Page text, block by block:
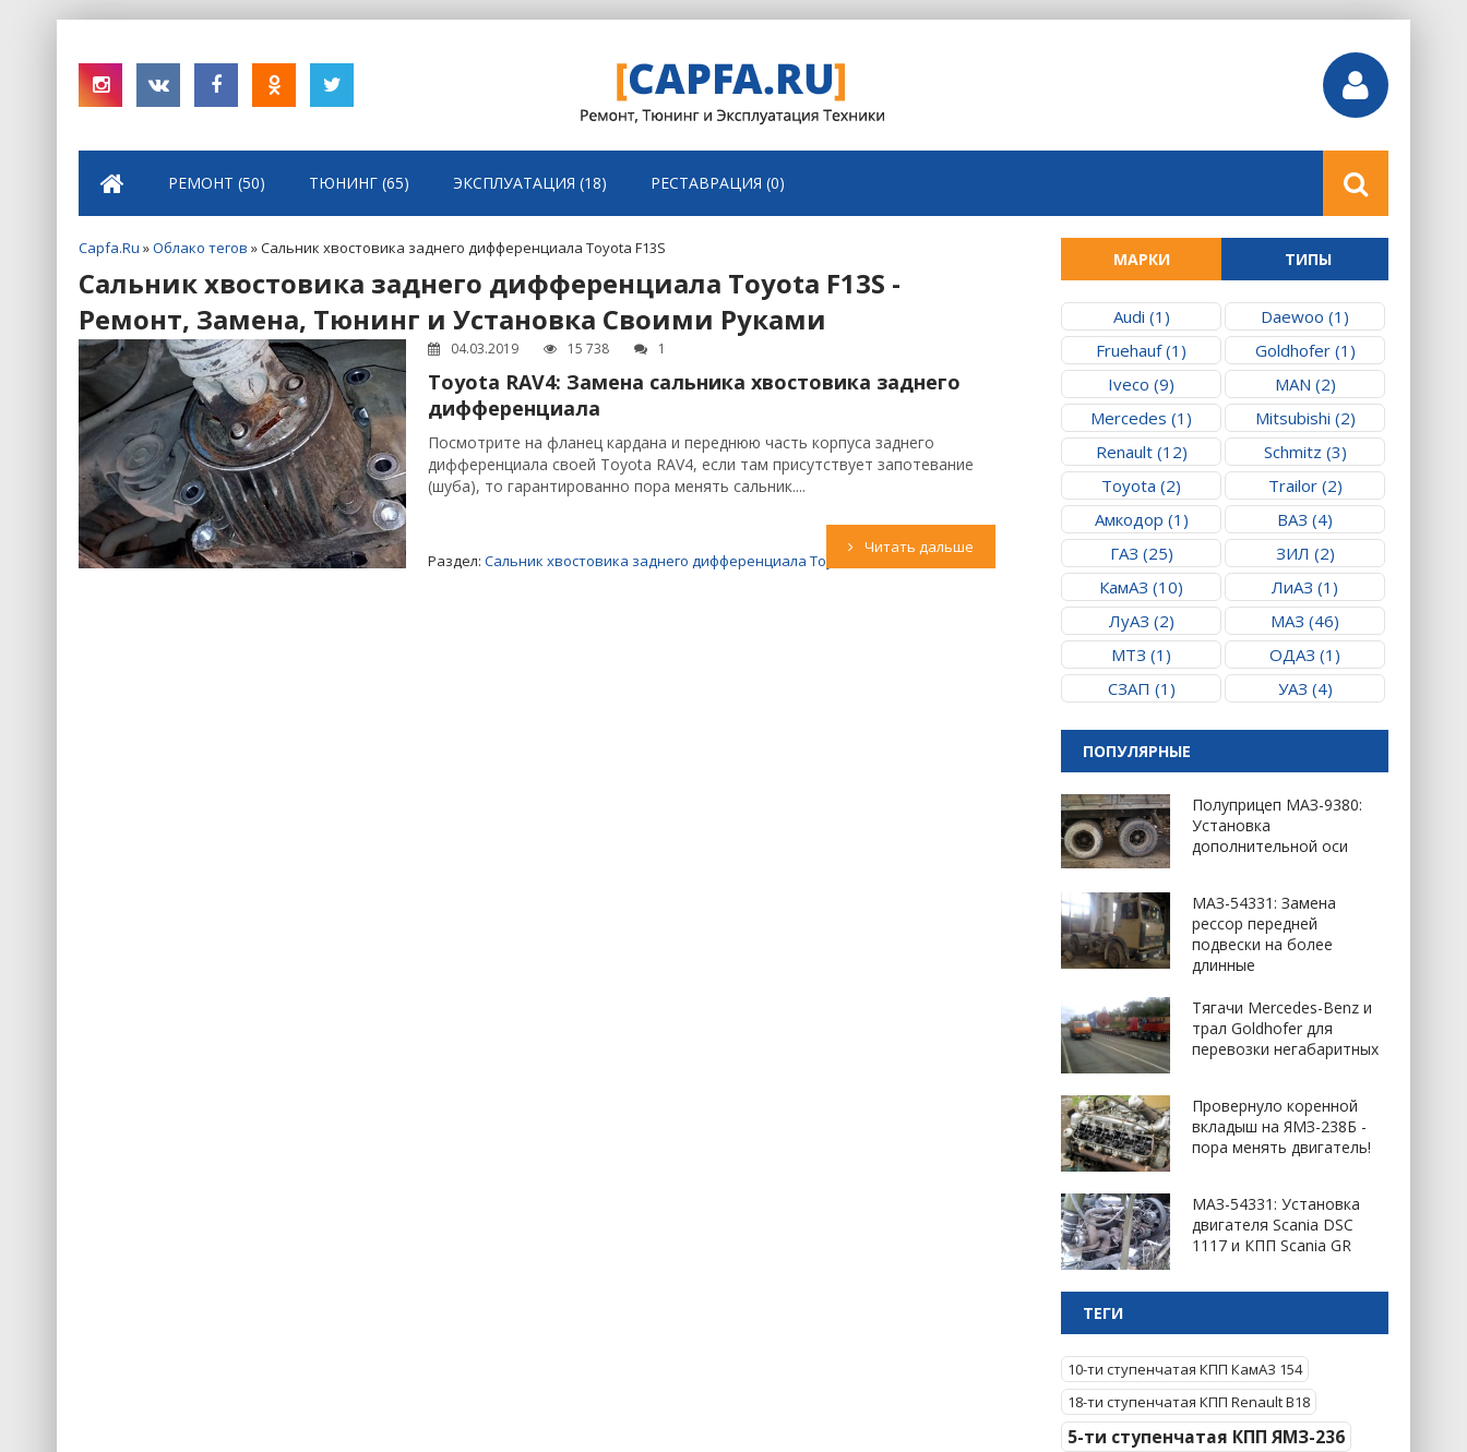
РЕМОНТ (50) ТЮНИНГ (65) ЭКСПЛУАТАЦИЯ (18) РЕСТАВРАЦИЯ (0)
Capfa.Ru »Облако тегов » Сальник хвостовика заднего дифференциала Toyota F13S
Сальник хвостовика заднего дифференциала Toyota F13S -
Ремонт, Замена, Тюнинг и Установка Своими Руками
04.03.2019 15 738 1
Toyota RAV4: Замена сальника хвостовика заднего
дифференциала
Посмотрите на фланец кардана и переднюю часть корпуса заднего
дифференциала своей Toyota RAV4, если там присутствует запотевание
(шуба), то гарантированно пора менять сальник....
Раздел: Сальник хвостовика заднего дифференциала Toyota F13S
Читать дальше
МАРКИ ТИПЫ
Audi (1)
Daewoo (1)
Fruehauf (1)
Goldhofer (1)
Iveco (9)
MAN (2)
Mercedes (1)
Mitsubishi (2)
Renault (12)
Schmitz (3)
Toyota (2)
Trailor (2)
Амкодор (1)
ВАЗ (4)
ГАЗ (25)
ЗИЛ (2)
КамАЗ (10)
ЛиАЗ (1)
ЛуАЗ (2)
МАЗ (46)
МТЗ (1)
ОДАЗ (1)
СЗАП (1)
УАЗ (4)
ПОПУЛЯРНЫЕ
Полуприцеп МАЗ-9380:
Установка
дополнительной оси
МАЗ-54331: Замена
рессор передней
подвески на более
длинные
Тягачи Mercedes-Benz и
трал Goldhofer для
перевозки негабаритных
Провернуло коренной
вкладыш на ЯМЗ-238Б -
пора менять двигатель!
МАЗ-54331: Установка
двигателя Scania DSC
1117 и КПП Scania GR
ТЕГИ
10-ти ступенчатая КПП КамАЗ 154
18-ти ступенчатая КПП Renault B18
5-ти ступенчатая КПП ЯМЗ-236